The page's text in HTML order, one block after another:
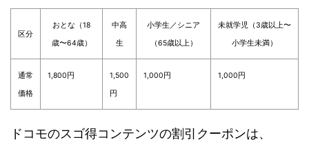
区分
おとな（18
歳〜64歳）
中高
生
小学生／シニア
（65歳以上）
未就学児（3歳以上〜
小学生未満）
通常
価格
1,800円
1,500
円
1,000円 1,000円
ドコモのスゴ得コンテンツの割引クーポンは、